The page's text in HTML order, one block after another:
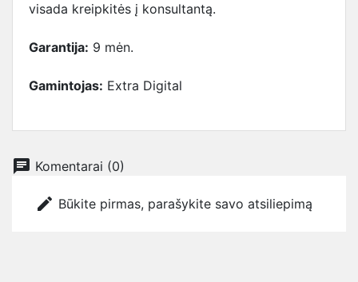
visada kreipkitės į konsultantą.
Garantija: 9 mėn.
Gamintojas: Extra Digital
chat Komentarai (0)
edit Būkite pirmas, parašykite savo atsiliepimą